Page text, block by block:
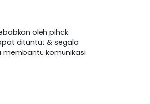
oleh pihak
dituntut & segala
membantu komunikasi